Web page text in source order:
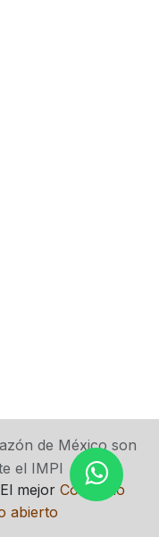
de México son
el IMPI
mejorComercio
abierto